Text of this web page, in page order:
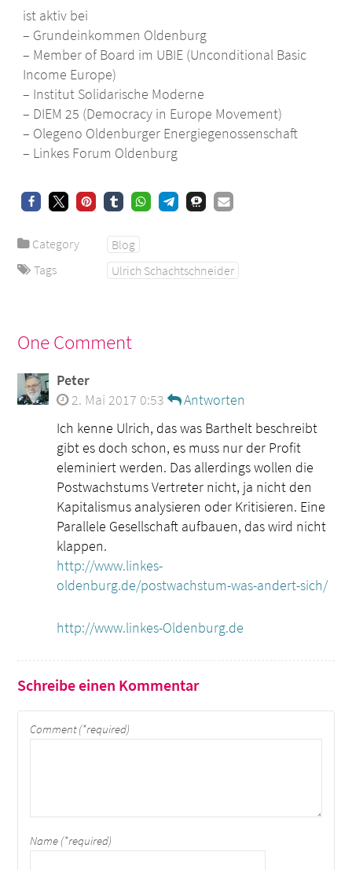
ist aktiv bei
– Grundeinkommen Oldenburg
– Member of Board im UBIE (Unconditional Basic
Income Europe)
– Institut Solidarische Moderne
– DIEM 25 (Democracy in Europe Movement)
– Olegeno Oldenburger Energiegenossenschaft
– Linkes Forum Oldenburg
Category
Blog
Tags
Ulrich Schachtschneider
One Comment
Peter
2. Mai 2017 0:53
Antworten
Ich kenne Ulrich, das was Barthelt beschreibt
gibt es doch schon, es muss nur der Profit
eleminiert werden. Das allerdings wollen die
Postwachstums Vertreter nicht, ja nicht den
Kapitalismus analysieren oder Kritisieren. Eine
Parallele Gesellschaft aufbauen, das wird nicht
klappen.
http://www.linkes-
oldenburg.de/postwachstum-was-andert-sich/
http://www.linkes-Oldenburg.de
Schreibe einen Kommentar
Comment (*required)
Name (*required)